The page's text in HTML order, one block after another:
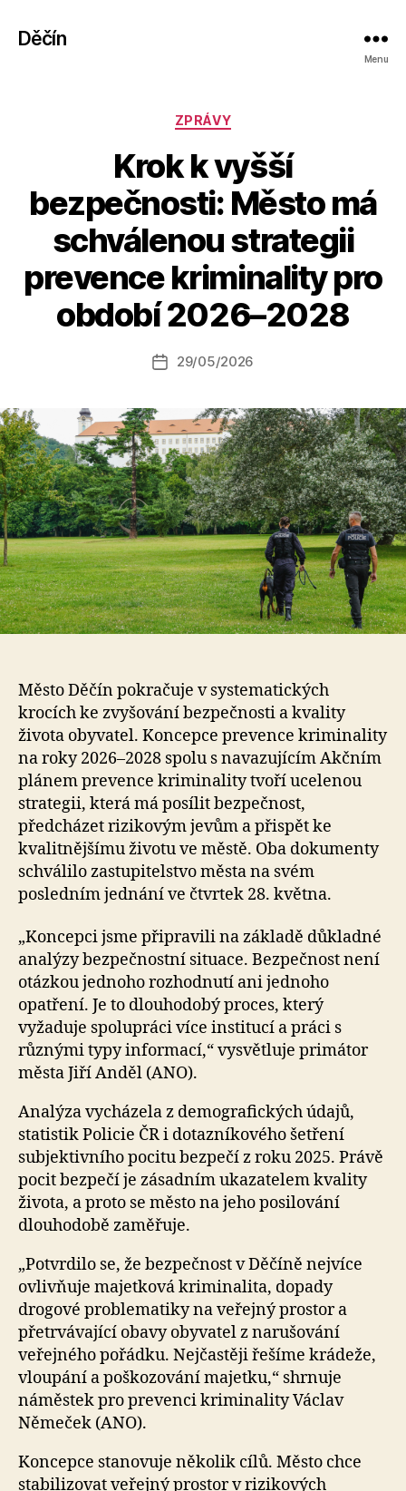
Děčín
Menu
Rubriky
ZPRÁVY
Krok k vyšší
bezpečnosti: Město má
schválenou strategii
prevence kriminality pro
období 2026–2028
Autor
příspěvku
A
u
t
o
a
s
o
Datum
29/05/2026
Město Děčín pokračuje v systematických
krocích ke zvyšování bezpečnosti a kvality
života obyvatel. Koncepce prevence kriminality
na roky 2026–2028 spolu s navazujícím Akčním
plánem prevence kriminality tvoří ucelenou
strategii, která má posílit bezpečnost,
předcházet rizikovým jevům a přispět ke
kvalitnějšímu životu ve městě. Oba dokumenty
schválilo zastupitelstvo města na svém
posledním jednání ve čtvrtek 28. května.
„Koncepci jsme připravili na základě důkladné
analýzy bezpečnostní situace. Bezpečnost není
otázkou jednoho rozhodnutí ani jednoho
opatření. Je to dlouhodobý proces, který
vyžaduje spolupráci více institucí a práci s
různými typy informací,“ vysvětluje primátor
města Jiří Anděl (ANO).
Analýza vycházela z demografických údajů,
statistik Policie ČR i dotazníkového šetření
subjektivního pocitu bezpečí z roku 2025. Právě
pocit bezpečí je zásadním ukazatelem kvality
života, a proto se město na jeho posilování
dlouhodobě zaměřuje.
„Potvrdilo se, že bezpečnost v Děčíně nejvíce
ovlivňuje majetková kriminalita, dopady
drogové problematiky na veřejný prostor a
přetrvávající obavy obyvatel z narušování
veřejného pořádku. Nejčastěji řešíme krádeže,
vloupání a poškozování majetku,“ shrnuje
náměstek pro prevenci kriminality Václav
Němeček (ANO).
Koncepce stanovuje několik cílů. Město chce
stabilizovat veřejný prostor v rizikových